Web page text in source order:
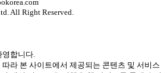
All Right Reserved.
영합니다.
라 본 사이트에서 제공되는 콘텐츠 및 서비스